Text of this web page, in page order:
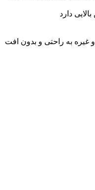
دارد
غيره به راحتی و بدون افت